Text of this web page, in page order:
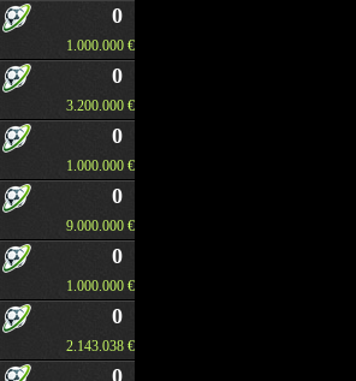
0
1.000.000 €
0
3.200.000 €
0
1.000.000 €
0
9.000.000 €
0
1.000.000 €
0
2.143.038 €
0